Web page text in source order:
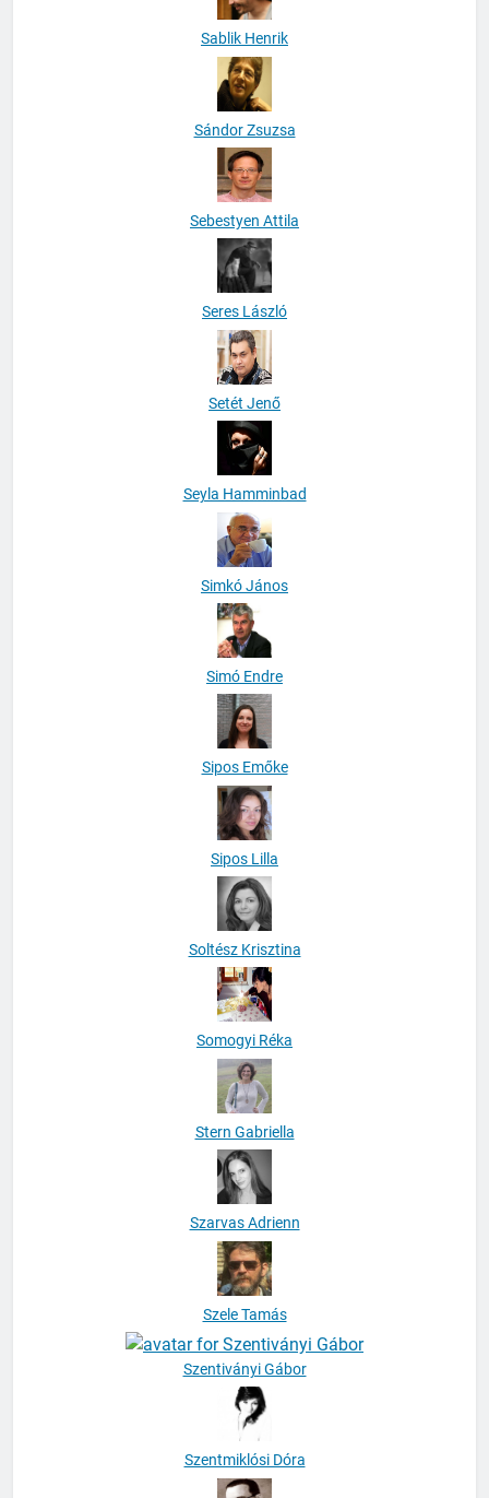
Sablik Henrik
Sándor Zsuzsa
Sebestyen Attila
Seres László
Setét Jenő
Seyla Hamminbad
Simkó János
Simó Endre
Sipos Emőke
Sipos Lilla
Soltész Krisztina
Somogyi Réka
Stern Gabriella
Szarvas Adrienn
Szele Tamás
Szentiványi Gábor
Szentmiklósi Dóra